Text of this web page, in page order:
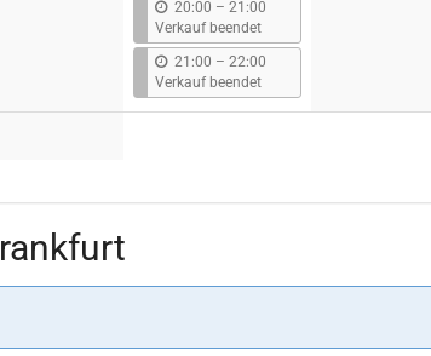
20:00 – b
i
s
21:00
Verkauf beendet
21:00 – b
i
s
22:00
Verkauf beendet